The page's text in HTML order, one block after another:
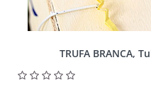
TRUFA BRANCA,